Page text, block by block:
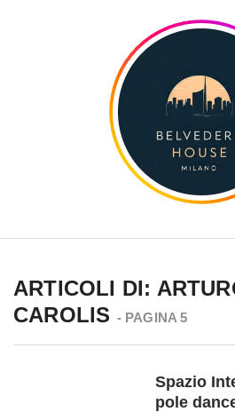
ARTICOLI DI:
CAROLIS - PAGINA 5
Spazio
pole